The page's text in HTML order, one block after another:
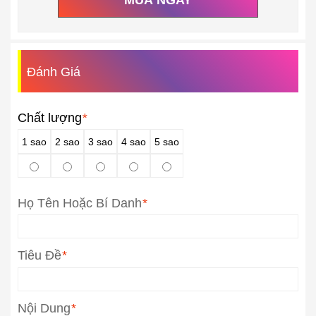
Đánh Giá
Chất lượng*
1 sao 2 sao 3 sao 4 sao 5 sao
*
Họ Tên Hoặc Bí Danh
*
Tiêu Đề
*
Nội Dung